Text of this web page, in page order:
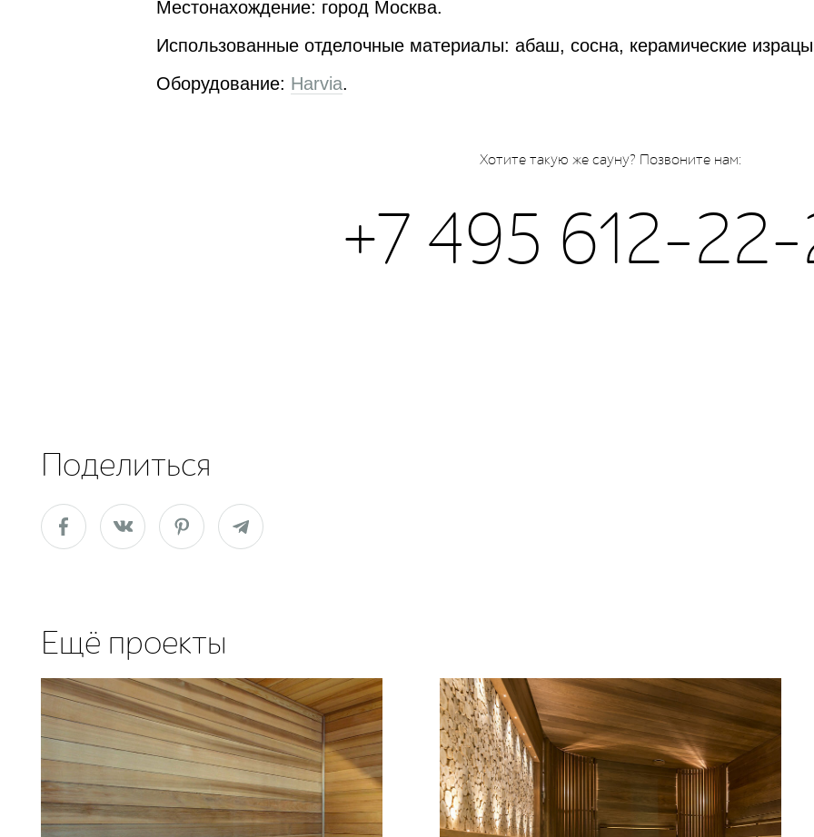
Местонахождение: город Москва.
Использованные отделочные материалы: абаш, сосна, керамические
Оборудование: Harvia.
Хотите такую же сауну? Позвоните нам:
+7 495 612-
Поделиться
Ещё проекты